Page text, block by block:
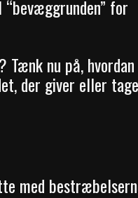
for
Tænk nu på, hvordan
der giver eller
med